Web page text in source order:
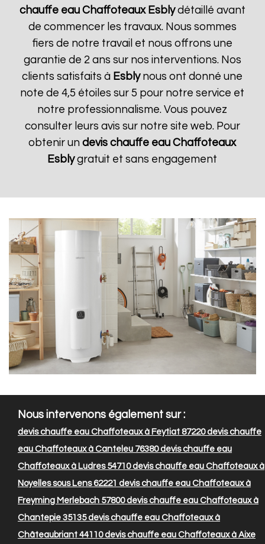
chauffe eau Chaffoteaux Esblydétaillé avant
de commencer les travaux. Nous sommes
fiers de notre travail et nous offrons une
garantie de 2 ans sur nos interventions. Nos
clients satisfaits à Esblynous ont donné une
note de 4,5 étoiles sur 5 pour notre service et
notre professionnalisme. Vous pouvez
consulter leurs avis sur notre site web. Pour
obtenir undevis chauffe eau Chaffoteaux
Esblygratuit et sans engagement
Nous intervenons également sur :
devis chauffe eau Chaffoteaux à Feytiat 87220devis chauffe
eau Chaffoteaux à Canteleu 76380devis chauffe eau
Chaffoteaux à Ludres 54710devis chauffe eau Chaffoteaux à
Noyelles sous Lens 62221 devis chauffe eau Chaffoteaux à
Freyming Merlebach 57800devis chauffe eau Chaffoteaux à
Chantepie 35135devis chauffe eau Chaffoteaux à
Châteaubriant 44110devis chauffe eau Chaffoteaux à Aixe